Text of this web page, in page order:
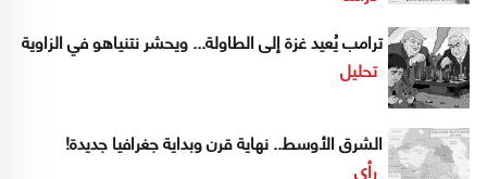
ترامب يُعيد غزة إلى الطاولة... ويحشر نتنياهو في الزاوية
تحليل
الشرق الأوسط.. نهاية قرن وبداية جغرافيا جديدة!
رأي